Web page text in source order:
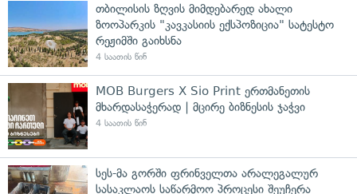
თბილისის ზღვის მიმდებარედ ახალი
ზოოპარკის "კავკასიის ექსპოზიცია" სატესტო
რეჟიმში გაიხსნა
4 საათის წინ
MOB Burgers X Sio Print ერთმანეთის
მხარდასაჭერად | მცირე ბიზნესის ჯაჭვი
4 საათის წინ
სეს-მა გორში ფრინველთა არალეგალურ
სასაკლაოს საწარმოო პროცესი შეუჩერა